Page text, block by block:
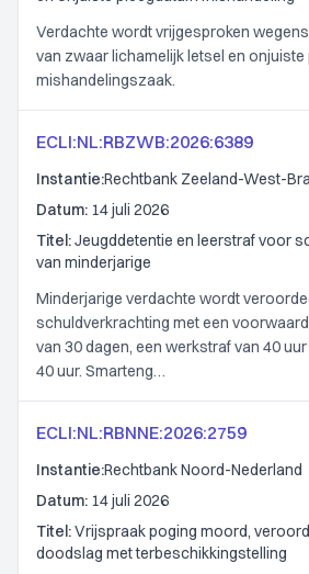
Verdachte wordt vrijgesproken
van zwaar lichamelijk letsel en onjuiste
mishandelingszaak.
ECLI:NL:RBZWB:2026:6389
Instantie:Rechtbank Zeeland-West-
Datum: 14 juli 2026
Titel:Jeugddetentie en leerstraf voor
van minderjarige
Minderjarige verdachte wordt
schuldverkrachting met een
van 30 dagen, een werkstraf van 40
40 uur. Smarteng…
ECLI:NL:RBNNE:2026:2759
Instantie:Rechtbank Noord-Nederland
Datum: 14 juli 2026
Titel:Vrijspraak poging moord,
doodslag met terbeschikkingstelling